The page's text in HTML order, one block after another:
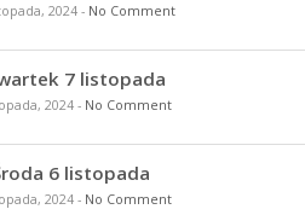
2024- No Comment
7 listopada
2024- No Comment
6 listopada
2024- No Comment